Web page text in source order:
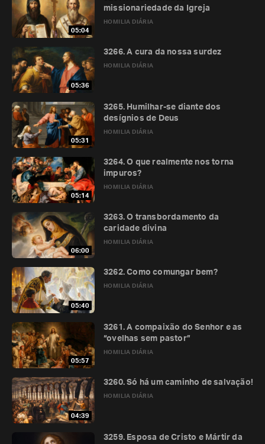
05:04
HOMILIA DIÁRIA
missionariedade da Igreja
05:36
HOMILIA DIÁRIA
3266. A cura da nossa surdez
05:31
HOMILIA DIÁRIA
3265. Humilhar-se diante dos
desígnios de Deus
05:14
HOMILIA DIÁRIA
3264. O que realmente nos torna
impuros?
06:00
HOMILIA DIÁRIA
3263. O transbordamento da
caridade divina
05:40
HOMILIA DIÁRIA
3262. Como comungar bem?
05:57
HOMILIA DIÁRIA
3261. A compaixão do Senhor e as
“ovelhas sem pastor”
04:39
HOMILIA DIÁRIA
3260. Só há um caminho de salvação!
3259. Esposa de Cristo e Mártir da